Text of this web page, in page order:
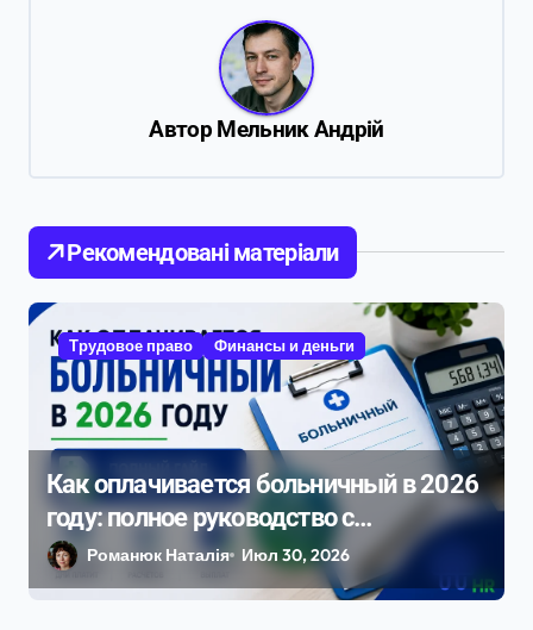
з
а
с
м
Автор Мельник Андрій
Рекомендовані матеріали
Трудовое право Финансы и деньги
Как оплачивается больничный в 2026
году: полное руководство с
примерами расчета
Романюк Наталія Июл 30, 2026